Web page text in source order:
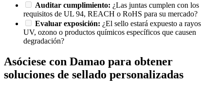
Auditar cumplimiento: ¿Las juntas cumplen con los
requisitos de UL 94, REACH o RoHS para su mercado?
Evaluar exposición: ¿El sello estará expuesto a rayos
UV, ozono o productos químicos específicos que causen
degradación?
Asóciese con Damao para obtener
soluciones de sellado personalizadas